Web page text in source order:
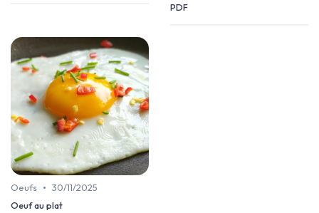
PDF
Oeufs • 30/11/2025
Oeuf au plat